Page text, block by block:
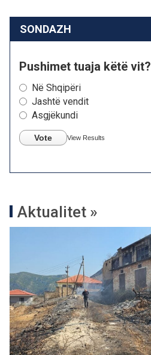
SONDAZH
Pushimet tuaja këtë vit?
Në Shqipëri
Jashtë vendit
Asgjëkundi
Vote View Results
Aktualitet »